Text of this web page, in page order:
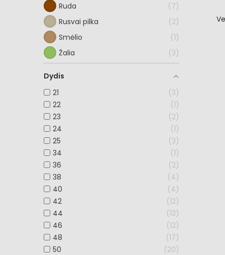
Ruda
7
Rusvai pilka
2
Smėlio
1
Žalia
3
Dydis
21
3
22
1
23
2
24
1
25
3
34
1
36
2
38
4
40
4
42
12
44
13
46
12
48
17
50
20